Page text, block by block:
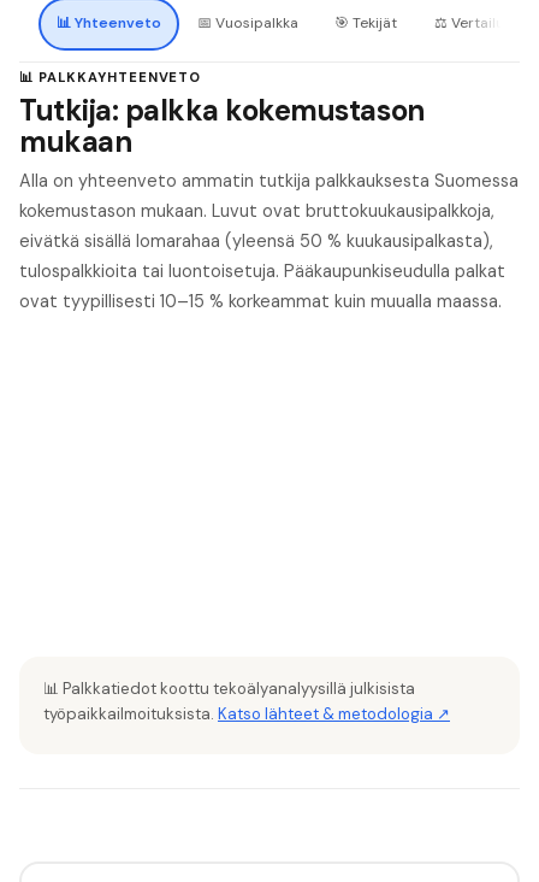
📊Yhteenveto 📅 Vuosipalkka 🎯 Tekijät ⚖️ Vertailu
📊 PALKKAYHTEENVETO
Tutkija: palkka kokemustason
mukaan
Alla on yhteenveto ammatin tutkija palkkauksesta Suomessa
kokemustason mukaan. Luvut ovat bruttokuukausipalkkoja,
eivätkä sisällä lomarahaa (yleensä 50 % kuukausipalkasta),
tulospalkkioita tai luontoisetuja. Pääkaupunkiseudulla palkat
ovat tyypillisesti 10–15 % korkeammat kuin muualla maassa.
📊 Palkkatiedot koottu tekoälyanalyysillä julkisista
työpaikkailmoituksista. Katso lähteet & metodologia ↗